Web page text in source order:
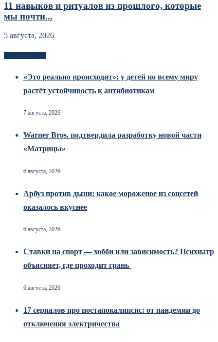
11 навыков и ритуалов из прошлого, которые
мы почти...
5 августа, 2026
«Это реально происходит»: у детей по всему миру
растёт устойчивость к антибиотикам
7 августа, 2026
Warner Bros. подтвердила разработку новой части
«Матрицы»
6 августа, 2026
Арбуз против дыни: какое мороженое из соцсетей
оказалось вкуснее
6 августа, 2026
Ставки на спорт — хобби или зависимость? Психиатр
объясняет, где проходит грань
6 августа, 2026
17 сериалов про постапокалипсис: от пандемии до
отключения электричества